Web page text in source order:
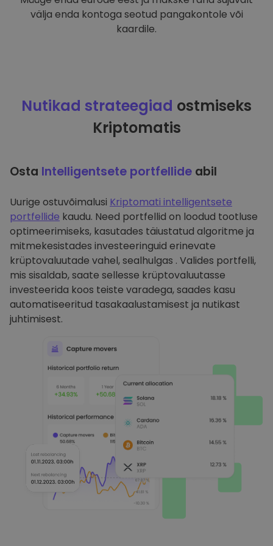
välja enda kontoga seotud pangakontole või
kaardile.
Nutikad strateegiad ostmiseks
Kriptomatis
Osta Intelligentsete portfellide abil
Uurige ostuvõimalusi Kriptomati intelligentsete
portfellide kaudu. Need portfellid on loodud tootluse
optimeerimiseks, kasutades täiustatud algoritme ja
mitmekesistades investeeringuid erinevate
krüptovaluutade vahel, sealhulgas . Valides portfelli,
mis sisaldab, saate sellesse krüptovaluutasse
investeerida koos teiste varadega, saades kasu
automatiseeritud tasakaalustamisest ja nutikast
juhtimisest.